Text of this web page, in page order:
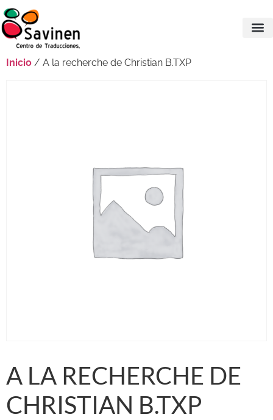
Inicio / A la recherche de Christian B.TXP
A LA RECHERCHE DE
CHRISTIAN B.TXP